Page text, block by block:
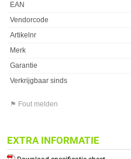
EAN
Vendorcode
Artikelnr
Merk
Garantie
Verkrijgbaar sinds
⚑ Fout melden
EXTRA INFORMATIE